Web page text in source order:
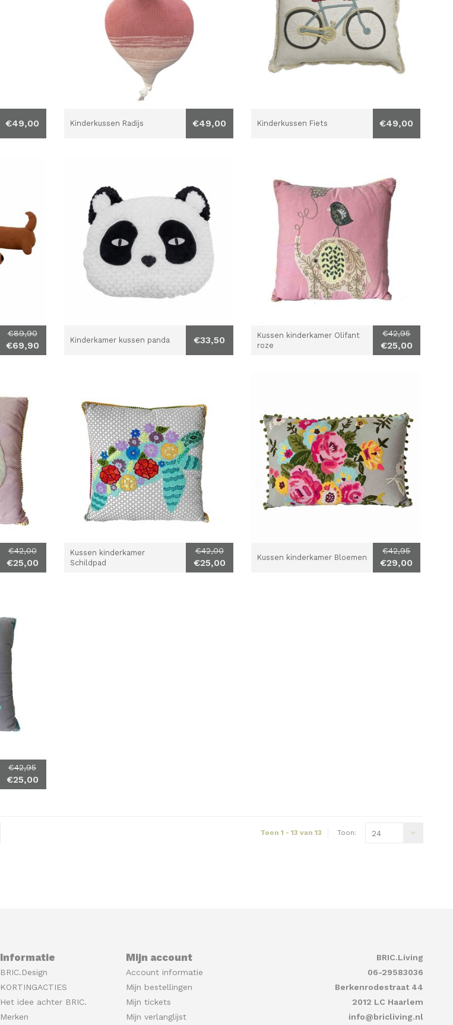
€49,00 Kinderkussen Radijs €49,00 Kinderkussen Fiets €49,00
€89,90
€69,90
Kinderkamer kussen panda €33,50
Kussen kinderkamer Olifant
roze
€42,95
€25,00
€42,00
€25,00
Kussen kinderkamer
Schildpad
€42,00
€25,00
Kussen kinderkamer Bloemen
€42,95
€29,00
€42,95
€25,00
Toon 1 - 13 van 13 Toon: 24
Informatie
BRIC.Design
KORTINGACTIES
Het idee achter BRIC.
Merken
Mijn account
Account informatie
Mijn bestellingen
Mijn tickets
Mijn verlanglijst
BRIC.Living
06-29583036
Berkenrodestraat 44
2012 LC Haarlem
info@bricliving.nl